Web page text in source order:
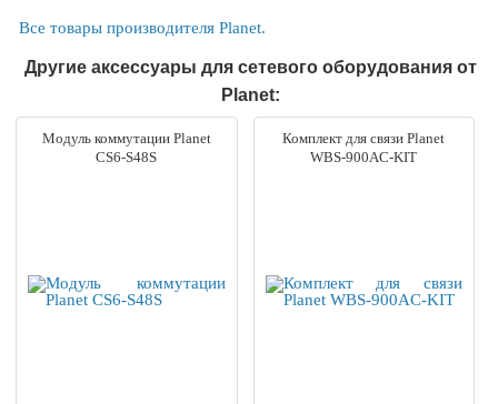
Все товары производителя Planet.
Другие аксессуары для сетевого оборудования от
Planet:
Модуль коммутации Planet
CS6-S48S
Комплект для связи Planet
WBS-900AC-KIT